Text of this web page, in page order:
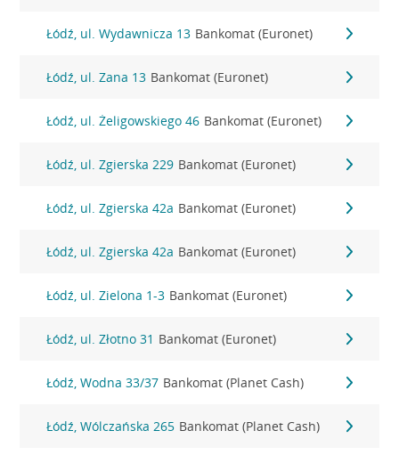
Łódź, ul. Wydawnicza 13 Bankomat (Euronet)
Łódź, ul. Zana 13 Bankomat (Euronet)
Łódź, ul. Żeligowskiego 46 Bankomat (Euronet)
Łódź, ul. Zgierska 229 Bankomat (Euronet)
Łódź, ul. Zgierska 42a Bankomat (Euronet)
Łódź, ul. Zgierska 42a Bankomat (Euronet)
Łódź, ul. Zielona 1-3 Bankomat (Euronet)
Łódź, ul. Złotno 31 Bankomat (Euronet)
Łódź, Wodna 33/37 Bankomat (Planet Cash)
Łódź, Wólczańska 265 Bankomat (Planet Cash)